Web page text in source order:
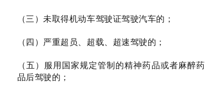
（三）未取得机动车驾驶证驾驶汽车的；
（四）严重超员、超载、超速驾驶的；
（五）服用国家规定管制的精神药品或者麻醉药
品后驾驶的；